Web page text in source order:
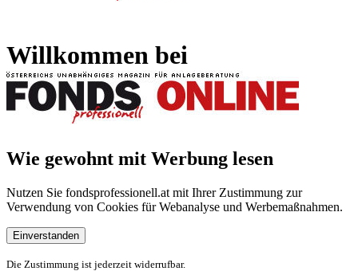
Willkommen bei
Wie gewohnt mit Werbung lesen
Nutzen Sie fondsprofessionell.at mit Ihrer Zustimmung zur
Verwendung von Cookies für Webanalyse und Werbemaßnahmen.
Einverstanden
Die Zustimmung ist jederzeit widerrufbar.